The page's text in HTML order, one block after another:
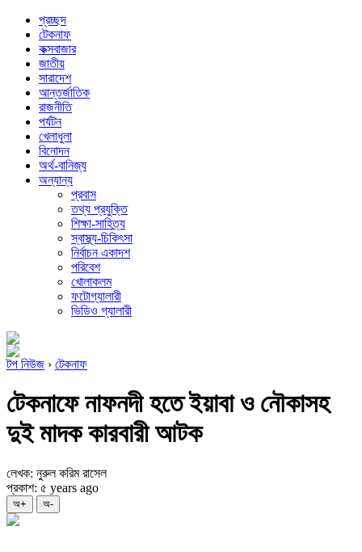
প্রচ্ছদ
টেকনাফ
কক্সবাজার
জাতীয়
সারাদেশ
আন্তর্জাতিক
রাজনীতি
পর্যটন
খেলাধুলা
বিনোদন
অর্থ-বানিজ্য
অন্যান্য
প্রবাস
তথ্য প্রযুক্তি
শিক্ষা-সাহিত্য
স্বাস্থ্য-চিকিৎসা
নির্বাচন একাদশ
পরিবেশ
খোলাকলম
ফটোগ্যালারী
ভিডিও গ্যালারী
টপ নিউজ › টেকনাফ
টেকনাফে নাফনদী হতে ইয়াবা ও নৌকাসহ
দুই মাদক কারবারী আটক
লেখক: নুরুল করিম রাসেল
প্রকাশ: ৫ years ago
অ+ অ-